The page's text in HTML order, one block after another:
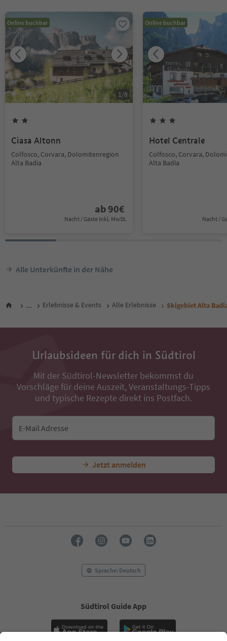
Online buchbar
1/8
Ciasa Altonn
Colfosco, Corvara, Dolomitenregion
Alta Badia
ab 90€
Nacht / Gäste Inkl. MwSt.
Online buchbar
Hotel Centrale
Colfosco, Corvara,
Alta Badia
Nacht /
Alle Unterkünfte in der Nähe
... Erlebnisse & Events Alle Erlebnisse Skigebiet Alta
Urlaubsideen für dich in Südtirol
Mit der Südtirol-Newsletter bekommst du
Vorschläge für deine Auszeit, Veranstaltungs-Tipps
und typische Rezepte direkt ins Postfach.
E-Mail Adresse
Jetzt anmelden
Sprache: Deutsch
Südtirol Guide App